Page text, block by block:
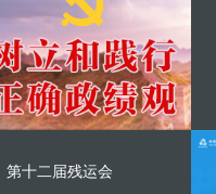
第十二届残运会